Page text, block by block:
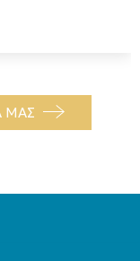
ΜΑΣ